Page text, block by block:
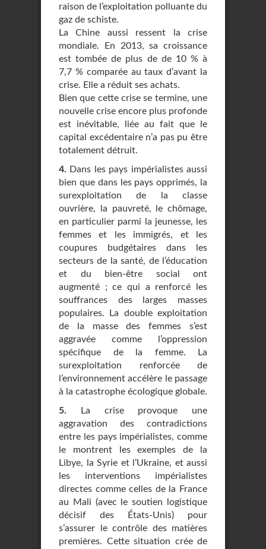
raison de l’exploitation polluante du
gaz de schiste.
La Chine aussi ressent la crise
mondiale. En 2013, sa croissance
est tombée de plus de de 10 % à
7,7 % comparée au taux d’avant la
crise. Elle a réduit ses achats.
Bien que cette crise se termine, une
nouvelle crise encore plus profonde
est inévitable, liée au fait que le
capital excédentaire n’a pas pu être
totalement détruit.
4. Dans les pays impérialistes aussi
bien que dans les pays opprimés, la
surexploitation de la classe
ouvrière, la pauvreté, le chômage,
en particulier parmi la jeunesse, les
femmes et les immigrés, et les
coupures budgétaires dans les
secteurs de la santé, de l’éducation
et du bien-être social ont
augmenté ; ce qui a renforcé les
souffrances des larges masses
populaires. La double exploitation
de la masse des femmes s’est
aggravée comme l’oppression
spécifique de la femme. La
surexploitation renforcée de
l’environnement accélère le passage
à la catastrophe écologique globale.
5. La crise provoque une
aggravation des contradictions
entre les pays impérialistes, comme
le montrent les exemples de la
Libye, la Syrie et l’Ukraine, et aussi
les interventions impérialistes
directes comme celles de la France
au Mali (avec le soutien logistique
décisif des États-Unis) pour
s’assurer le contrôle des matières
premières. Cette situation crée de